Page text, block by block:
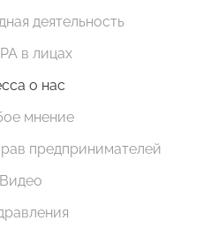
деятельность
в лицах
о нас
мнение
предпринимателей
Видео